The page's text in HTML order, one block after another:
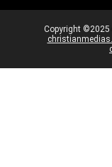
Copyright ©2025